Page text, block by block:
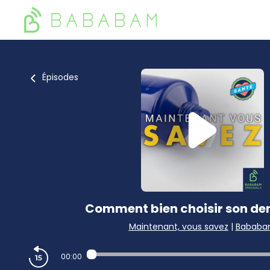
Épisodes
Comment bien choisir son
Maintenant, vous savez |
00:00